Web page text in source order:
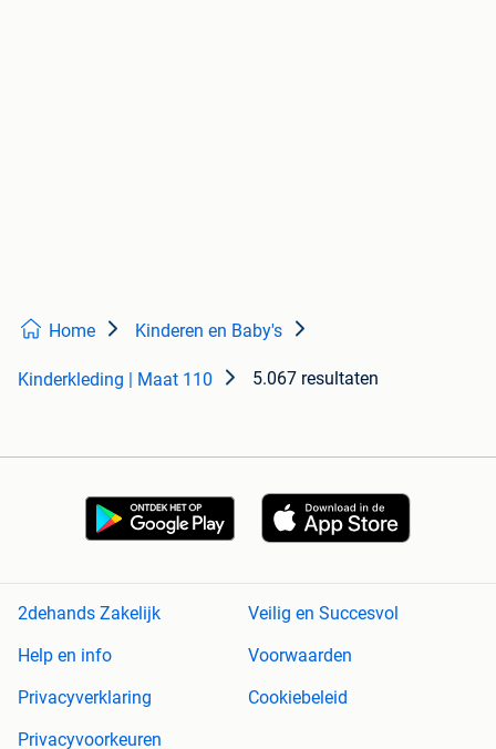
Home Kinderen en Baby's
Kinderkleding | Maat 110 5.067 resultaten
2dehands Zakelijk
Veilig en Succesvol
Help en info
Voorwaarden
Privacyverklaring
Cookiebeleid
Privacyvoorkeuren